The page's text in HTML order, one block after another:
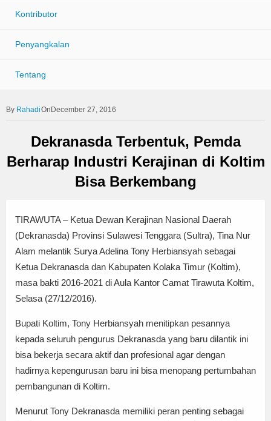
Kontributor
Penyangkalan
Tentang
RahadiOnDecember 27, 2016
Dekranasda Terbentuk, Pemda
Berharap Industri Kerajinan di Koltim
Bisa Berkembang
TIRAWUTA – Ketua Dewan Kerajinan Nasional Daerah
(Dekranasda) Provinsi Sulawesi Tenggara (Sultra), Tina Nur
Alam melantik Surya Adelina Tony Herbiansyah sebagai
Ketua Dekranasda dan Kabupaten Kolaka Timur (Koltim),
masa bakti 2016-2021 di Aula Kantor Camat Tirawuta Koltim,
Selasa (27/12/2016).
Bupati Koltim, Tony Herbiansyah menitipkan pesannya
kepada seluruh pengurus Dekranasda yang baru dilantik ini
bisa bekerja secara aktif dan profesional agar dengan
hadirnya kepengurusan baru ini bisa menopang pertumbahan
pembangunan di Koltim.
Menurut Tony Dekranasda memiliki peran penting sebagai